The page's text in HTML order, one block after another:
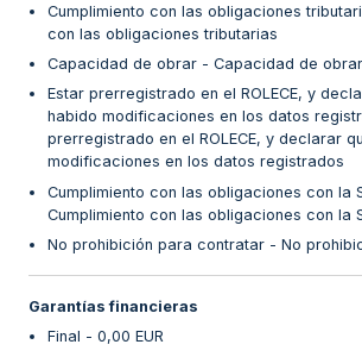
Cumplimiento con las obligaciones
con las obligaciones tributarias
Capacidad de obrar - Capacidad de obrar
Estar prerregistrado en el ROLECE, y
habido modificaciones en los datos
prerregistrado en el ROLECE, y declarar
modificaciones en los datos registrados
Cumplimiento con las obligaciones con la
Cumplimiento con las obligaciones con la
No prohibición para contratar - No
Garantías financieras
Final - 0,00 EUR